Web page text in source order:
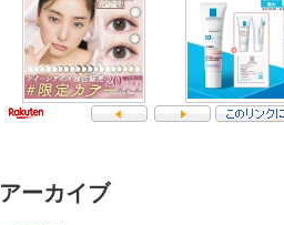
アーカイブ